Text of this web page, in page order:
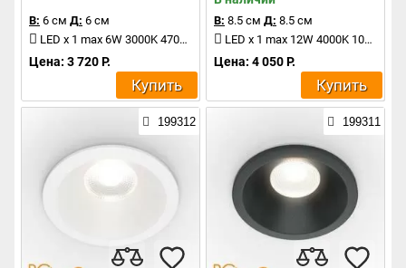
В: 6 см Д: 6 см
LED x 1 max 6W 3000K 470Lm
Цена: 3 720 Р.
Купить
В: 8.5 см Д: 8.5 см
LED x 1 max 12W 4000K 1040Lm
Цена: 4 050 Р.
Купить
199312 199311